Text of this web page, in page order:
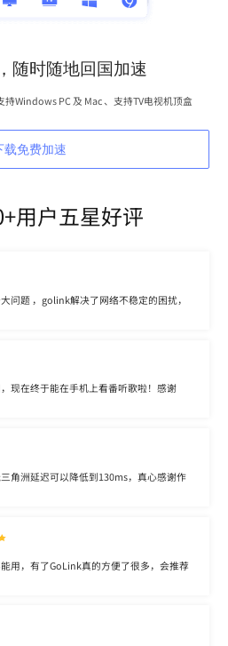
随时随地回国加速
Windows PC 及 Mac 、支持TV电视机顶盒
载免费加速
用户五星好评
问题 ，golink解决了网络不稳定的困扰，
现在终于能在手机上看番听歌啦！感谢
角洲延迟可以降低到130ms，真心感谢作
用，有了GoLink真的方便了很多，会推荐